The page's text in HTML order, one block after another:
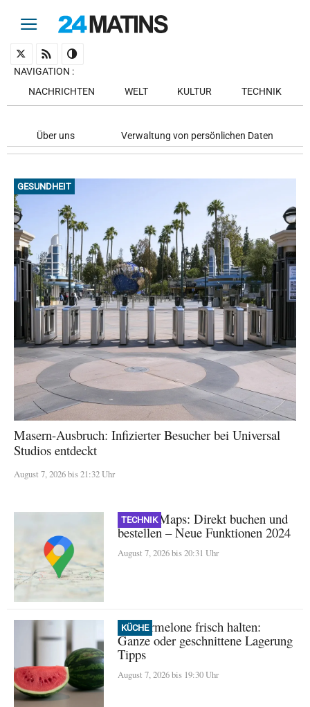
NAVIGATION :
NACHRICHTEN
WELT KULTUR TECHNIK
Über uns Verwaltung von persönlichen Daten
GESUNDHEIT
Masern-Ausbruch: Infizierter Besucher bei Universal
Studios entdeckt
August 7, 2026 bis 21:32 Uhr
TECHNIK
Google Maps: Direkt buchen und
bestellen – Neue Funktionen 2024
August 7, 2026 bis 20:31 Uhr
KÜCHE
Wassermelone frisch halten:
Ganze oder geschnittene Lagerung
Tipps
August 7, 2026 bis 19:30 Uhr